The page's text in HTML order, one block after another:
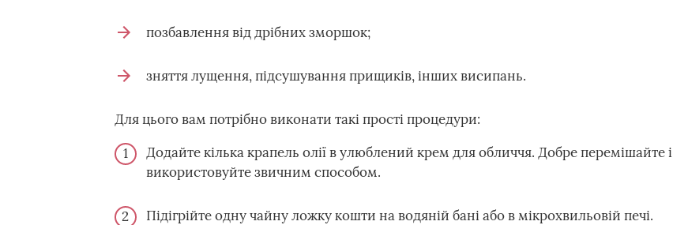
позбавлення від дрібних зморшок;
зняття лущення, підсушування прищиків, інших висипань.
Для цього вам потрібно виконати такі прості процедури:
Додайте кілька крапель олії в улюблений крем для обличчя. Добре перемішайте і
використовуйте звичним способом.
Підігрійте одну чайну ложку кошти на водяній бані або в мікрохвильовій печі.